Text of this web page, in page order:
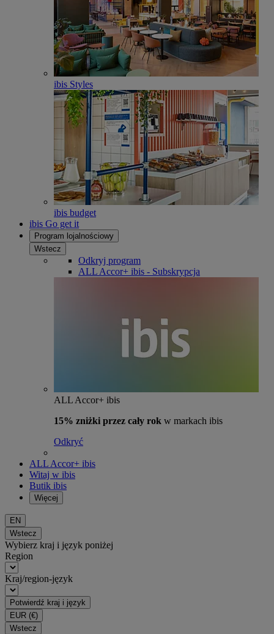
ibis Styles
ibis budget
ibis Go get it
Program lojalnościowy
Wstecz
Odkryj program
ALL Accor+ ibis - Subskrypcja
ALL Accor+ ibis
15% zniżki przez cały rok w markach ibis
Odkryć
ALL Accor+ ibis
Witaj w ibis
Butik ibis
Więcej
EN
Wstecz
Wybierz kraj i język poniżej
Region
Kraj/region-język
Potwierdź kraj i język
EUR (€)
Wstecz